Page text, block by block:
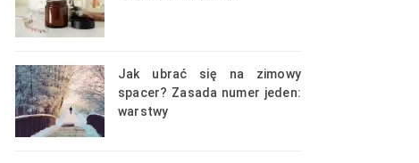
Jak ubrać się na zimowy
spacer? Zasada numer jeden:
warstwy